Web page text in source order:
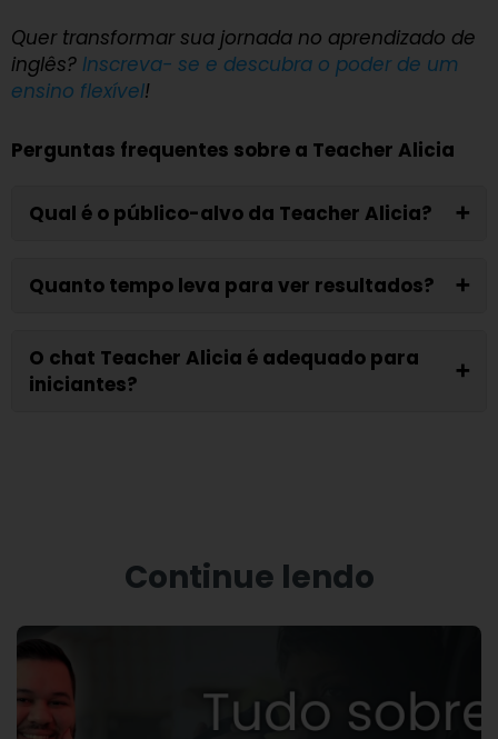
Quer transformar sua jornada no aprendizado de
inglês? Inscreva- se e descubra o poder de um
ensino flexível!
Perguntas frequentes sobre a Teacher Alicia
Qual é o público-alvo da Teacher Alicia? ➕
Quanto tempo leva para ver resultados? ➕
O chat Teacher Alicia é adequado para
iniciantes?
➕
Continue lendo